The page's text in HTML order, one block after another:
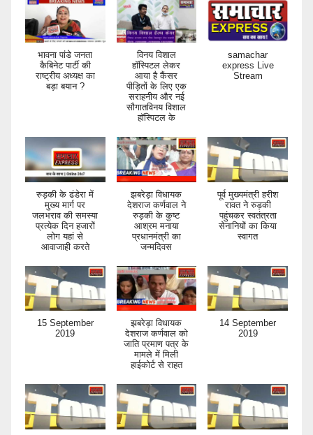
भावना पांडे जनता
कैबिनेट पार्टी की
राष्ट्रीय अध्यक्ष का
बड़ा बयान ?
विनय विशाल
हॉस्पिटल लेकर
आया है कैंसर
पीड़ितों के लिए एक
सराहनीय और नई
सौगातविनय विशाल
हॉस्पिटल के
samachar
express Live
Stream
रुड़की के ढंडेरा में
मुख्य मार्ग पर
जलभराव की समस्या
प्रत्येक दिन हजारों
लोग यहां से
आवाजाही करते
झबरेड़ा विधायक
देशराज कर्णवाल ने
रुड़की के कुष्ट
आश्रम मनाया
प्रधानमंत्री का
जन्मदिवस
पूर्व मुख्यमंत्री हरीश
रावत ने रुड़की
पहुंचकर स्वतंत्रता
सेनानियों का किया
स्वागत
15 September
2019
झबरेड़ा विधायक
देशराज कर्णवाल को
जाति प्रमाण पत्र के
मामले में मिली
हाईकोर्ट से राहत
14 September
2019